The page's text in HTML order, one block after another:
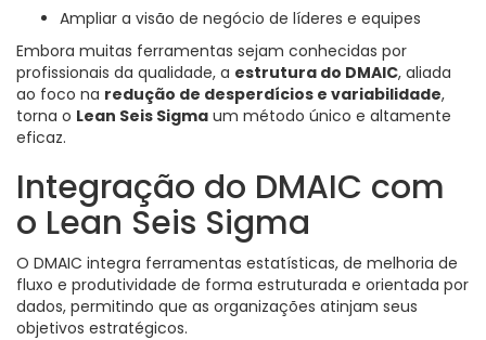
Ampliar a visão de negócio de líderes e equipes
Embora muitas ferramentas sejam conhecidas por
profissionais da qualidade, a estrutura do DMAIC, aliada
ao foco na redução de desperdícios e variabilidade,
torna o Lean Seis Sigma um método único e altamente
eficaz.
Integração do DMAIC com
o Lean Seis Sigma
O DMAIC integra ferramentas estatísticas, de melhoria de
fluxo e produtividade de forma estruturada e orientada por
dados, permitindo que as organizações atinjam seus
objetivos estratégicos.